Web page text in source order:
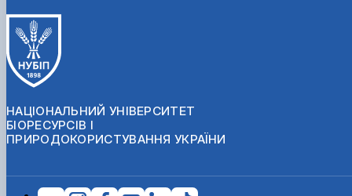
НАЦІОНАЛЬНИЙ УНІВЕРСИТЕТ
БІОРЕСУРСІВ І
ПРИРОДОКОРИСТУВАННЯ УКРАЇНИ